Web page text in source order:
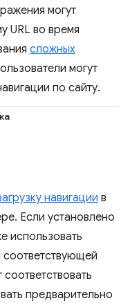
могут
URL во время
сложных
могут
по сайту.
навигации в
Если установлено
использовать
соответствующей
предварительно